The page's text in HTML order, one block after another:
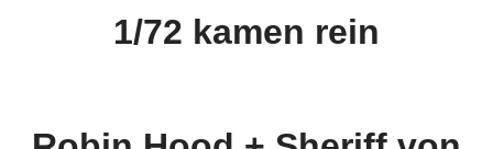
1/72 kamen rein